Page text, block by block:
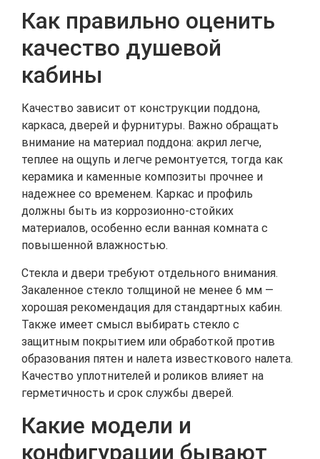
Как правильно оценить
качество душевой
кабины
Качество зависит от конструкции поддона,
каркаса, дверей и фурнитуры. Важно обращать
внимание на материал поддона: акрил легче,
теплее на ощупь и легче ремонтуется, тогда как
керамика и каменные композиты прочнее и
надежнее со временем. Каркас и профиль
должны быть из коррозионно-стойких
материалов, особенно если ванная комната с
повышенной влажностью.
Стекла и двери требуют отдельного внимания.
Закаленное стекло толщиной не менее 6 мм —
хорошая рекомендация для стандартных кабин.
Также имеет смысл выбирать стекло с
защитным покрытием или обработкой против
образования пятен и налета известкового налета.
Качество уплотнителей и роликов влияет на
герметичность и срок службы дверей.
Какие модели и
конфигурации бывают